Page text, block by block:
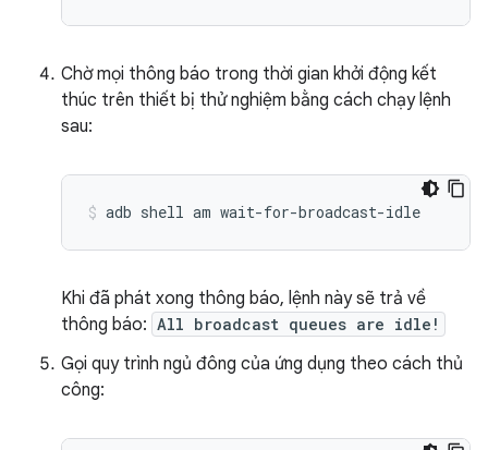
Chờ mọi thông báo trong thời gian khởi động kết
thúc trên thiết bị thử nghiệm bằng cách chạy lệnh
sau:
Khi đã phát xong thông báo, lệnh này sẽ trả về
thông báo: All broadcast queues are idle!
Gọi quy trình ngủ đông của ứng dụng theo cách thủ
công: